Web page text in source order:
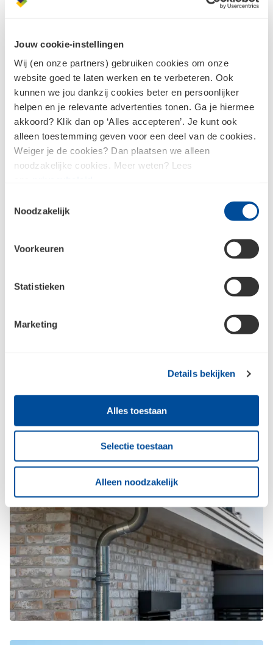
Jouw cookie-instellingen
Wij (en onze partners) gebruiken cookies om onze
website goed te laten werken en te verbeteren. Ook
kunnen we jou dankzij cookies beter en persoonlijker
helpen en je relevante advertenties tonen. Ga je hiermee
akkoord? Klik dan op ‘Alles accepteren’. Je kunt ook
alleen toestemming geven voor een deel van de cookies.
Weiger je de cookies? Dan plaatsen we alleen
noodzakelijke cookies. Meer weten? Lees
Noodzakelijk
Voorkeuren
Statistieken
Marketing
Details bekijken
Alles toestaan
Selectie toestaan
Alleen noodzakelijk
Polytech? Vraag dan gratis een
product naar keuze aan.